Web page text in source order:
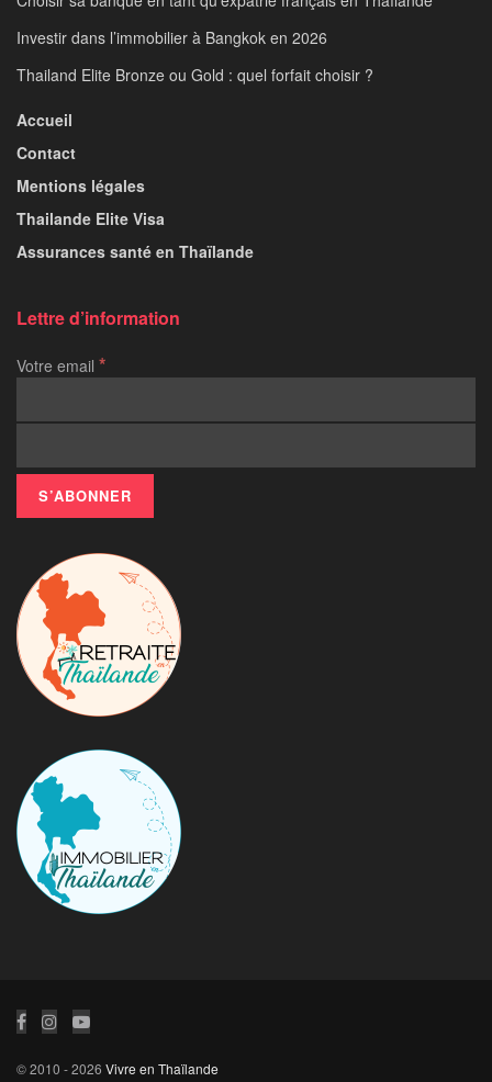
Investir dans l’immobilier à Bangkok en 2026
Thailand Elite Bronze ou Gold : quel forfait choisir ?
Accueil
Contact
Mentions légales
Thailande Elite Visa
Assurances santé en Thaïlande
Lettre d’information
Votre email *
© 2010 - 2026 Vivre en Thaïlande